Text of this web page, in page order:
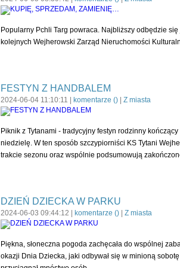
Popularny Pchli Targ powraca. Najbliższy odbędzie
kolejnych Wejherowski Zarząd Nieruchomości
FESTYN Z HANDBALEM
2024-06-04 11:10:11 | komentarze ()| Z miasta
Piknik z Tytanami - tradycyjny festyn rodzinny
niedzielę. W ten sposób szczypiorniści KS Tytani
trakcie sezonu oraz wspólnie podsumowują
DZIEŃ DZIECKA W PARKU
2024-06-03 09:44:12 | komentarze ()| Z miasta
Piękna, słoneczna pogoda zachęcała do wspólnej
okazji Dnia Dziecka, jaki odbywał się w minioną